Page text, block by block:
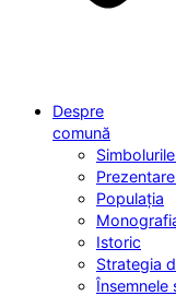
Despre
comună
Populația
Istoric
Strategia
Însemnele